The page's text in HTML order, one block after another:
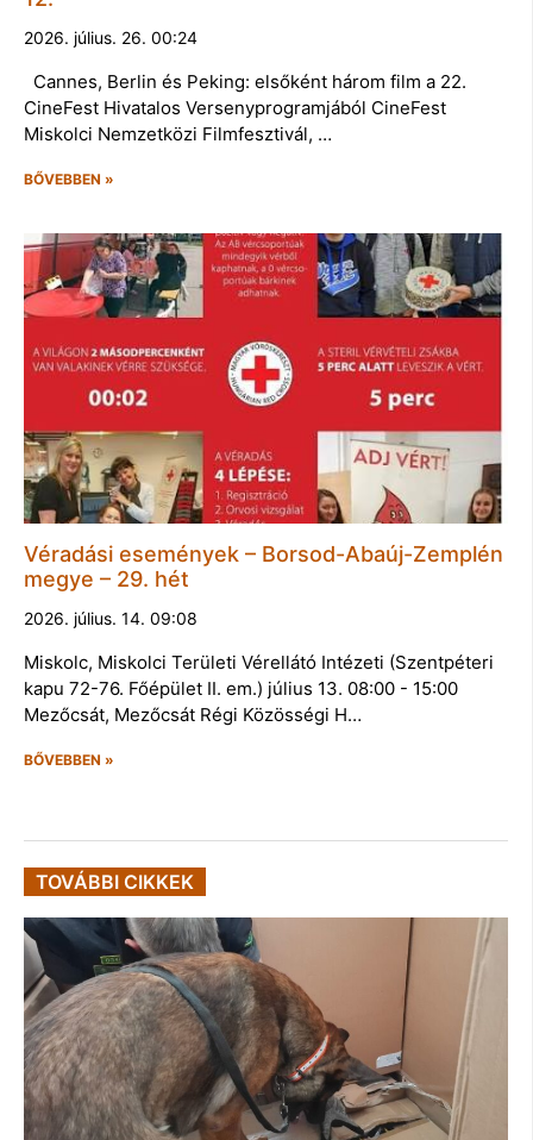
2026. július. 26. 00:24
Cannes, Berlin és Peking: elsőként három film a 22.
CineFest Hivatalos Versenyprogramjából CineFest
Miskolci Nemzetközi Filmfesztivál, …
BŐVEBBEN »
Véradási események – Borsod-Abaúj-Zemplén
megye – 29. hét
2026. július. 14. 09:08
Miskolc, Miskolci Területi Vérellátó Intézeti (Szentpéteri
kapu 72-76. Főépület II. em.) július 13. 08:00 - 15:00
Mezőcsát, Mezőcsát Régi Közösségi H…
BŐVEBBEN »
TOVÁBBI CIKKEK